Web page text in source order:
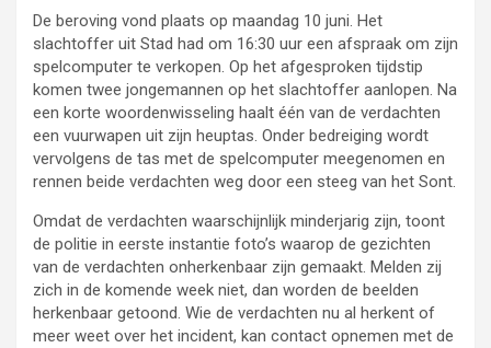
De beroving vond plaats op maandag 10 juni. Het
slachtoffer uit Stad had om 16:30 uur een afspraak om zijn
spelcomputer te verkopen. Op het afgesproken tijdstip
komen twee jongemannen op het slachtoffer aanlopen. Na
een korte woordenwisseling haalt één van de verdachten
een vuurwapen uit zijn heuptas. Onder bedreiging wordt
vervolgens de tas met de spelcomputer meegenomen en
rennen beide verdachten weg door een steeg van het Sont.
Omdat de verdachten waarschijnlijk minderjarig zijn, toont
de politie in eerste instantie foto’s waarop de gezichten
van de verdachten onherkenbaar zijn gemaakt. Melden zij
zich in de komende week niet, dan worden de beelden
herkenbaar getoond. Wie de verdachten nu al herkent of
meer weet over het incident, kan contact opnemen met de